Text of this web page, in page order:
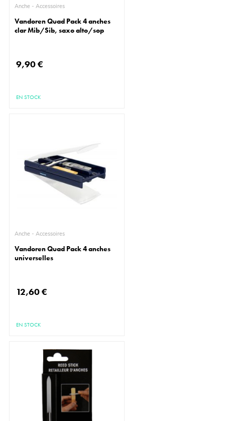
Anche - Accessoires
Vandoren Quad Pack 4 anches
clar Mib/Sib, saxo alto/sop
9,90 €
EN STOCK
Anche - Accessoires
Vandoren Quad Pack 4 anches
universelles
12,60 €
EN STOCK